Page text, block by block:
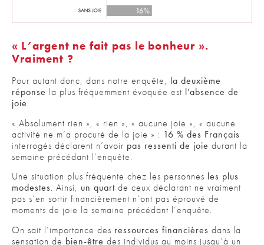
« L’argent ne fait pas le bonheur ».
Vraiment ?
Pour autant donc, dans notre enquête, la deuxième
réponse la plus fréquemment évoquée est l’absence de
joie.
« Absolument rien », « rien », « aucune joie », « aucune
activité ne m’a procuré de la joie » : 16 % des Français
interrogés déclarent n’avoir pas ressenti de joie durant la
semaine précédant l’enquête.
Une situation plus fréquente chez les personnes les plus
modestes. Ainsi, un quart de ceux déclarant ne vraiment
pas s’en sortir financièrement n’ont pas éprouvé de
moments de joie la semaine précédant l’enquête.
On sait l’importance des ressources financières dans la
sensation de bien-être des individus au moins jusqu’à un